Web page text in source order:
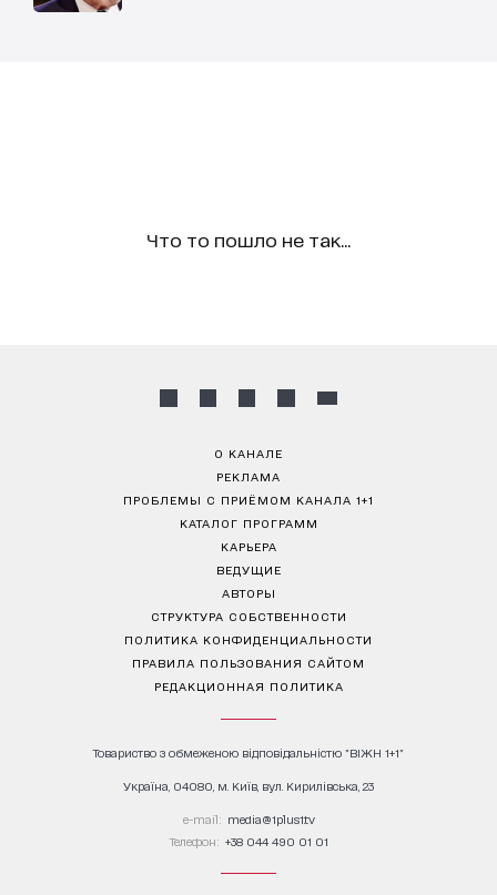
Что то пошло не так...
О КАНАЛЕ
РЕКЛАМА
ПРОБЛЕМЫ С ПРИЁМОМ КАНАЛА 1+1
КАТАЛОГ ПРОГРАММ
КАРЬЕРА
ВЕДУЩИЕ
АВТОРЫ
СТРУКТУРА СОБСТВЕННОСТИ
ПОЛИТИКА КОНФИДЕНЦИАЛЬНОСТИ
ПРАВИЛА ПОЛЬЗОВАНИЯ САЙТОМ
РЕДАКЦИОННАЯ ПОЛИТИКА
Товариство з обмеженою відповідальністю "ВІЖН 1+1"
Україна, 04080, м. Київ, вул. Кирилівська, 23
е-mail: media@1plus1.tv
Телефон: +38 044 490 01 01